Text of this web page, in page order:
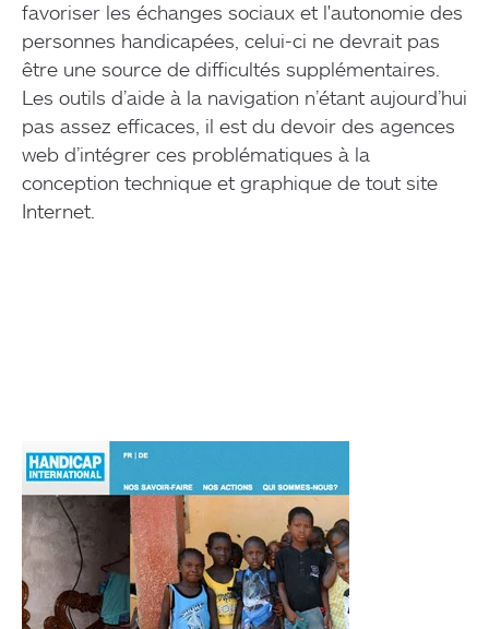
favoriser les échanges sociaux et l'autonomie des
personnes handicapées, celui-ci ne devrait pas
être une source de difficultés supplémentaires.
Les outils d’aide à la navigation n’étant aujourd’hui
pas assez efficaces, il est du devoir des agences
web d’intégrer ces problématiques à la
conception technique et graphique de tout site
Internet.